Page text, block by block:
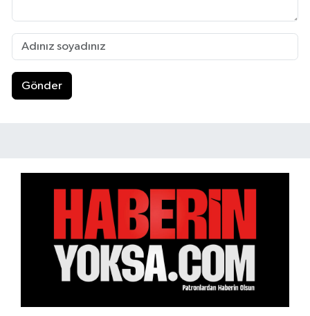
Gönder